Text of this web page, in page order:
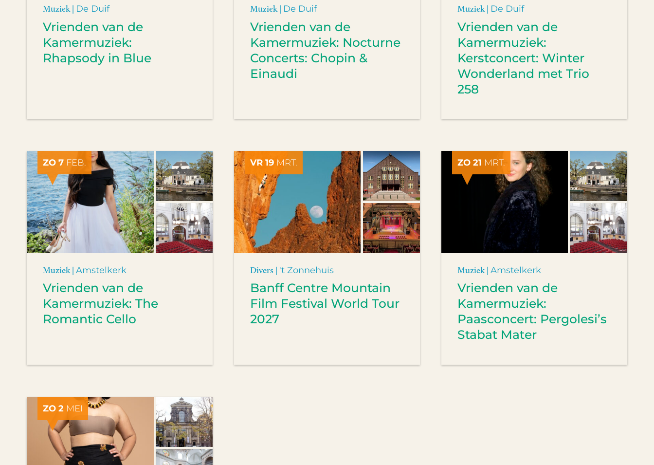
Muziek | De Duif
Vrienden van de
Kamermuziek:
Rhapsody in Blue
Muziek | De Duif
Vrienden van de
Kamermuziek: Nocturne
Concerts: Chopin &
Einaudi
Muziek | De Duif
Vrienden van de
Kamermuziek:
Kerstconcert: Winter
Wonderland met Trio
258
ZO 7 FEB.
Muziek | Amstelkerk
Vrienden van de
Kamermuziek: The
Romantic Cello
VR 19MRT.
Divers | 't Zonnehuis
Banff Centre Mountain
Film Festival World Tour
2027
ZO 21 MRT.
Muziek | Amstelkerk
Vrienden van de
Kamermuziek:
Paasconcert: Pergolesi’s
Stabat Mater
ZO 2 MEI